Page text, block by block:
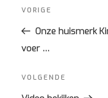
navigatie
Vorig
bericht
VORIGE
Onze huismerk
voer …
Volgend
VOLGENDE